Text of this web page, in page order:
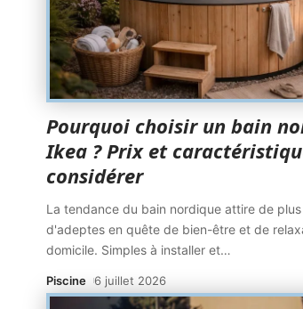
Pourquoi choisir un bain
Ikea ? Prix et
considérer
La tendance du bain nordique attire de
d'adeptes en quête de bien-être et de
domicile. Simples à installer et…
Piscine 6 juillet 2026